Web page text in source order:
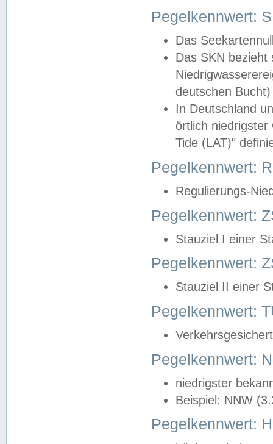
Pegelkennwert:
Das
Das SKN
deutschen
In Deutschland
örtlich
Tide (LAT)"
Pegelkennwert:
Regulierungs-
Pegelkennwert:
Stauziel I einer
Pegelkennwert:
Stauziel II einer
Pegelkennwert:
Pegelkennwert:
niedrigster
Beispiel: NNW
Pegelkennwert: